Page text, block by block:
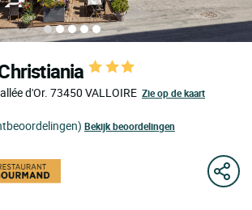
d'Or. 73450 VALLOIRE Zie op de kaart
Bekijk beoordelingen